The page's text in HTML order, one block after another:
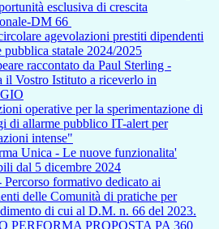
esclusiva di crescita
DM 66
agevolazioni prestiti dipendenti
pubblica statale 2024/2025
raccontato da Paul Sterling -
il Vostro Istituto a riceverlo in
operative per la sperimentazione di
di allarme pubblico IT-alert per
intense"
Unica - Le nuove funzionalita'
dal 5 dicembre 2024
formativo dedicato ai
delle Comunità di pratiche per
di cui al D.M. n. 66 del 2023.
PERFORMA PROPOSTA PA 360